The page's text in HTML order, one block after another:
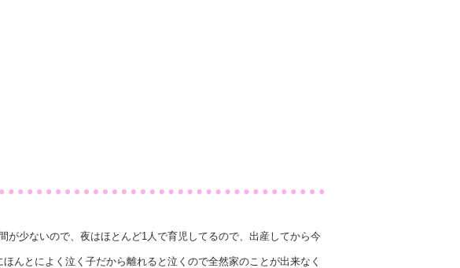
少ないので、夜はほとんど1人で育児してるので、出産してから今
んとによく泣く子だから離れると泣くので全然家のことが出来なく